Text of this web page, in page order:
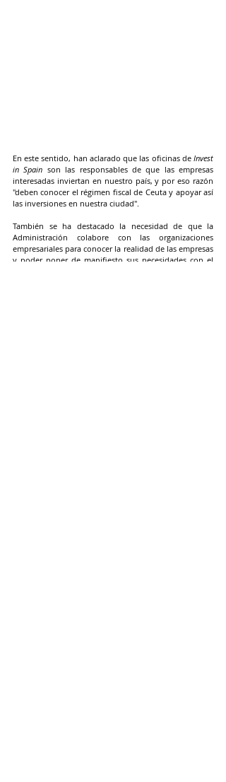
En este sentido, han aclarado que las oficinas de Invest
in Spain son las responsables de que las empresas
interesadas inviertan en nuestro país, y por eso razón
"deben conocer el régimen fiscal de Ceuta y apoyar así
las inversiones en nuestra ciudad".
También se ha destacado la necesidad de que la
Administración colabore con las organizaciones
empresariales para conocer la realidad de las empresas
y poder poner de manifiesto sus necesidades con el